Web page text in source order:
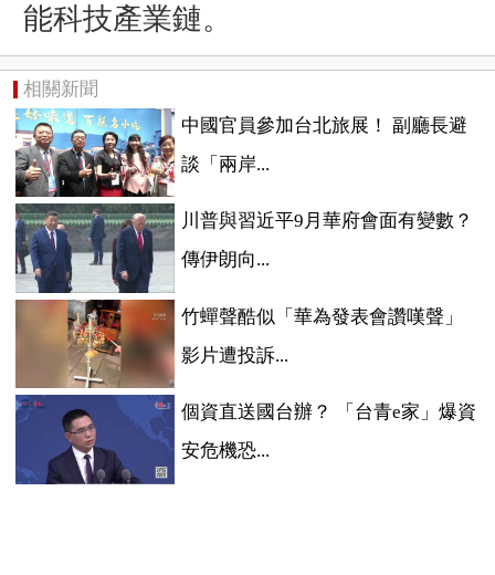
能科技產業鏈。
相關新聞
中國官員參加台北旅展！ 副廳長避
談「兩岸...
川普與習近平9月華府會面有變數？
傳伊朗向...
竹蟬聲酷似「華為發表會讚嘆聲」
影片遭投訴...
個資直送國台辦？ 「台青e家」爆資
安危機恐...